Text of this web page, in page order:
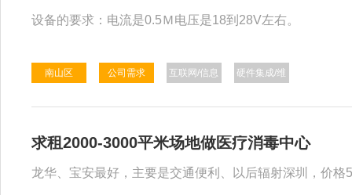
设备的要求：电流是0.5Ｍ电压是18到28V左右。
南山区 公司需求
互联网/信息
硬件集成/维
求租2000-3000平米场地做医疗消毒中心
龙华、宝安最好，主要是交通便利、以后辐射深圳，价格